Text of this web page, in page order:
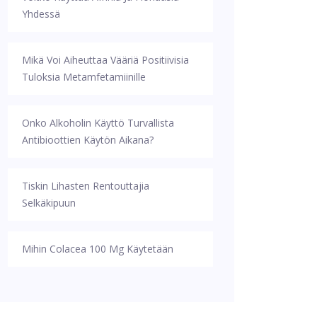
Yhdessä
Mikä Voi Aiheuttaa Vääriä Positiivisia
Tuloksia Metamfetamiinille
Onko Alkoholin Käyttö Turvallista
Antibioottien Käytön Aikana?
Tiskin Lihasten Rentouttajia
Selkäkipuun
Mihin Colacea 100 Mg Käytetään